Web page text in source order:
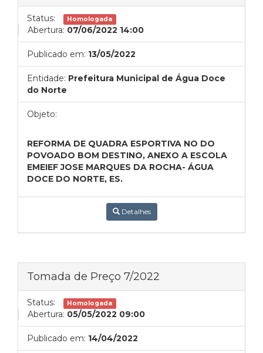
Status: Homologada
Abertura: 07/06/2022 14:00
Publicado em: 13/05/2022
Entidade: Prefeitura Municipal de Água Doce
do Norte
Objeto:
REFORMA DE QUADRA ESPORTIVA NO DO
POVOADO BOM DESTINO, ANEXO A ESCOLA
EMEIEF JOSE MARQUES DA ROCHA- ÁGUA
DOCE DO NORTE, ES.
Detalhes
Tomada de Preço 7/2022
Status: Homologada
Abertura: 05/05/2022 09:00
Publicado em: 14/04/2022